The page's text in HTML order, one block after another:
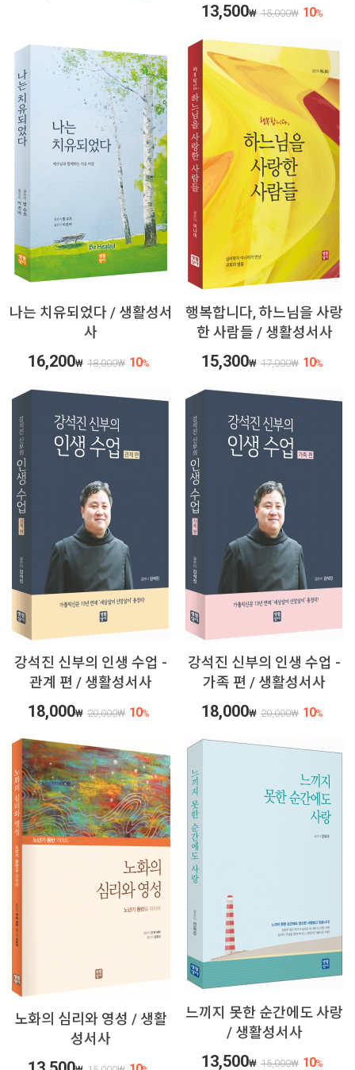
13,500₩ 15,000₩ 10%
나는 치유되었다 / 생활성서
사
16,200₩ 18,000₩ 10%
행복합니다, 하느님을 사랑
한 사람들 / 생활성서사
15,300₩ 17,000₩ 10%
강석진 신부의 인생 수업 -
관계 편 / 생활성서사
18,000₩ 20,000₩ 10%
강석진 신부의 인생 수업 -
가족 편 / 생활성서사
18,000₩ 20,000₩ 10%
노화의 심리와 영성 / 생활
성서사
느끼지 못한 순간에도 사랑
/ 생활성서사
13,500₩ 15,000₩ 10%